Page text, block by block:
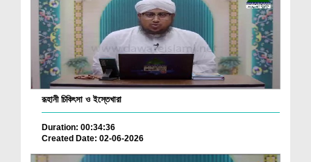
রূহানী চিকিৎসা ও ইস্তেখারা
Duration: 00:34:36
Created Date: 02-06-2026